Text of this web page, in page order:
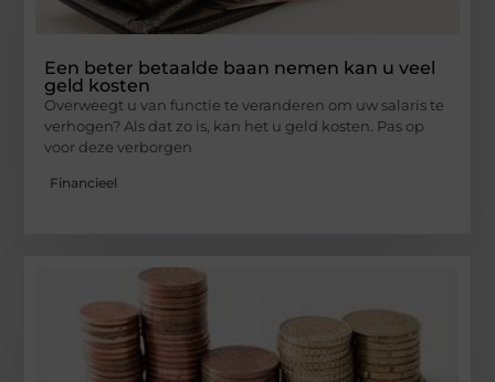
Een beter betaalde baan nemen kan u veel
geld kosten
Overweegt u van functie te veranderen om uw salaris te
verhogen? Als dat zo is, kan het u geld kosten. Pas op
voor deze verborgen
Financieel